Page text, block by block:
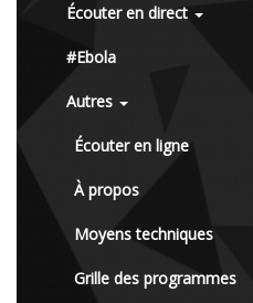
Écouter en direct
#Ebola
Autres
Écouter en ligne
À propos
Moyens techniques
Grille des programmes